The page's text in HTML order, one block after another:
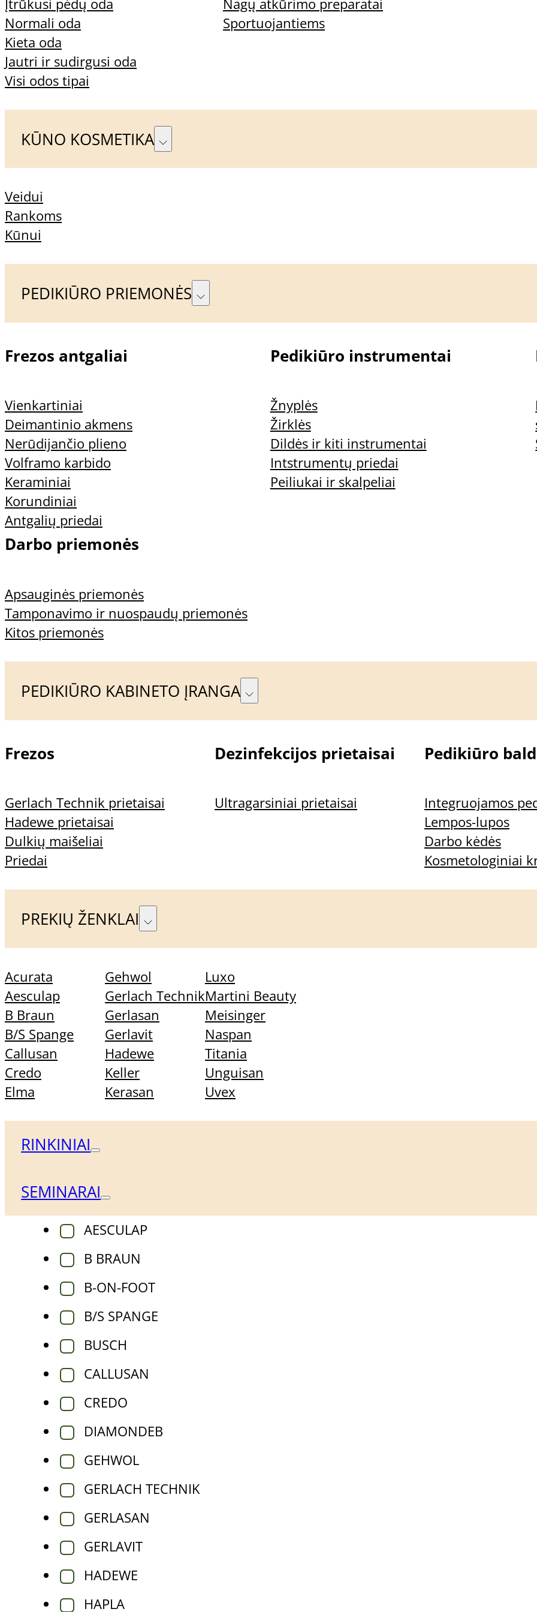
Įtrūkusi pėdų oda
Normali oda
Kieta oda
Jautri ir sudirgusi oda
Visi odos tipai
Nagų atkūrimo preparatai
Sportuojantiems
KŪNO KOSMETIKA
Veidui
Rankoms
Kūnui
PEDIKIŪRO PRIEMONĖS
Frezos antgaliai
Vienkartiniai
Deimantinio akmens
Nerūdijančio plieno
Volframo karbido
Keraminiai
Korundiniai
Antgalių priedai
Pedikiūro instrumentai
Žnyplės
Žirklės
Dildės ir kiti instrumentai
Intstrumentų priedai
Peiliukai ir skalpeliai
Darbo priemonės
Apsauginės priemonės
Tamponavimo ir nuospaudų priemonės
Kitos priemonės
PEDIKIŪRO KABINETO ĮRANGA
Frezos
Gerlach Technik prietaisai
Hadewe prietaisai
Dulkių maišeliai
Priedai
Dezinfekcijos prietaisai
Ultragarsiniai prietaisai
Pedikiūro
Integruojamos
Lempos-lupos
Darbo kėdės
Kosmetologiniai
PREKIŲ ŽENKLAI
Acurata
Aesculap
B Braun
B/S Spange
Callusan
Credo
Elma
Gehwol
Gerlach Technik
Gerlasan
Gerlavit
Hadewe
Keller
Kerasan
Luxo
Martini Beauty
Meisinger
Naspan
Titania
Unguisan
Uvex
RINKINIAI
SEMINARAI
Filtrai
Dažniausiai užduodami klausimai
Naujienlaiškis
Sutinku su Privatumo
Sąlygomis
Informacija
Apie mus
Prekių pristatymas ir
apmokėjimas
Grąžinimo sąlygos
Klientams
Mano paskyra
Sekite mus
FILTRAI
ACURATA
AESCULAP
B BRAUN
B-ON-FOOT
B/S SPANGE
BUSCH
CALLUSAN
CREDO
DIAMONDEB
GEHWOL
GERLACH TECHNIK
GERLASAN
GERLAVIT
HADEWE
HAPLA